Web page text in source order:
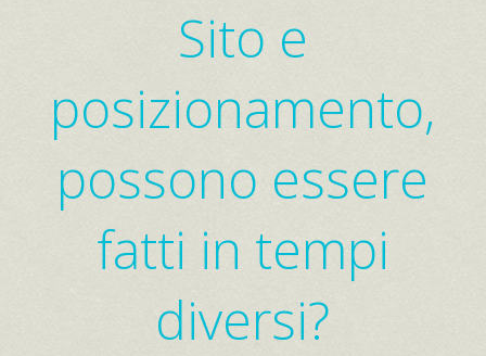
Sito e
posizionamento,
possono essere
fatti in tempi
diversi?